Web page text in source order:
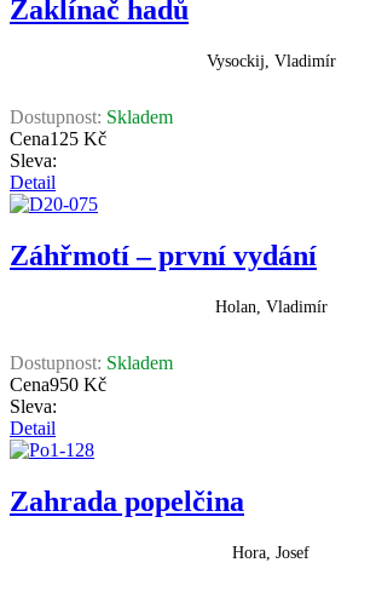
Zaklínač hadů
Vysockij, Vladimír
Dostupnost: Skladem
Cena125 Kč
Sleva:
Detail
Záhřmotí – první vydání
Holan, Vladimír
Dostupnost: Skladem
Cena950 Kč
Sleva:
Detail
Zahrada popelčina
Hora, Josef